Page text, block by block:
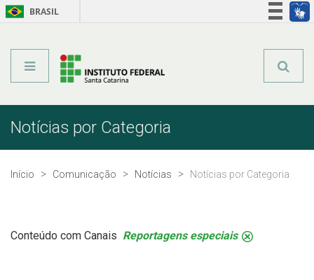
BRASIL
Notícias por Categoria
Início Comunicação Notícias Notícias por Categoria
Conteúdo com Canais Reportagens especiais .